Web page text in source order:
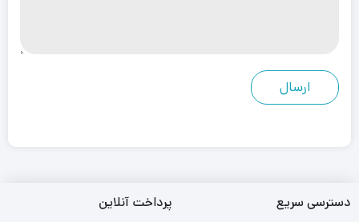
دسترسی سریع پرداخت آنلاین